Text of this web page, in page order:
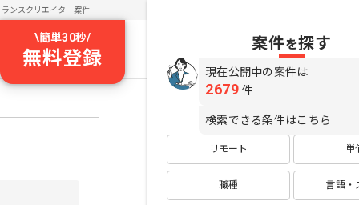
ランスクリエイター案件
\簡単30秒/
無料登録
案件を探す
現在公開中の案件は
2679 件
検索できる条件はこちら
リモート 単
職種 言語・